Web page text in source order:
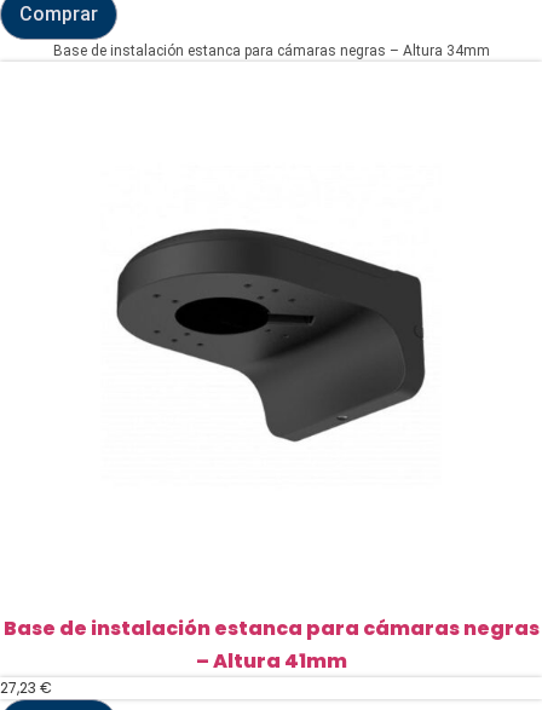
Base
de
instalación
Comprar
Base de instalación estanca para cámaras negras – Altura 34mm
Base de instalación estanca para cámaras negras
– Altura 41mm
27,23 €